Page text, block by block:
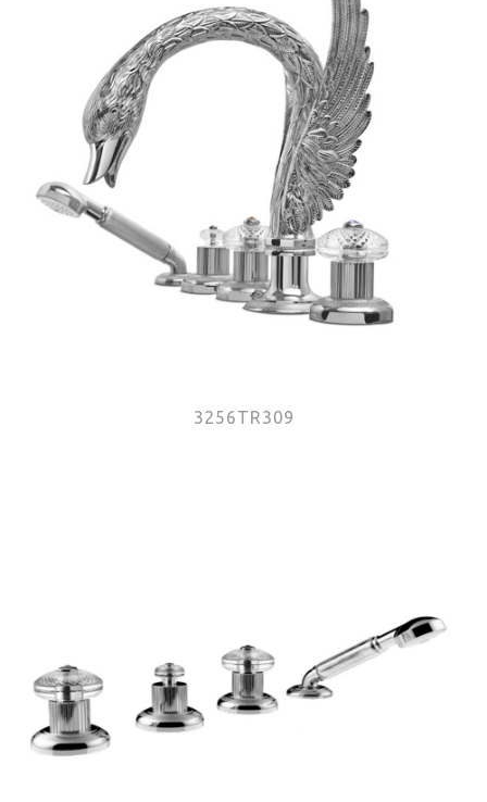
3256TR309